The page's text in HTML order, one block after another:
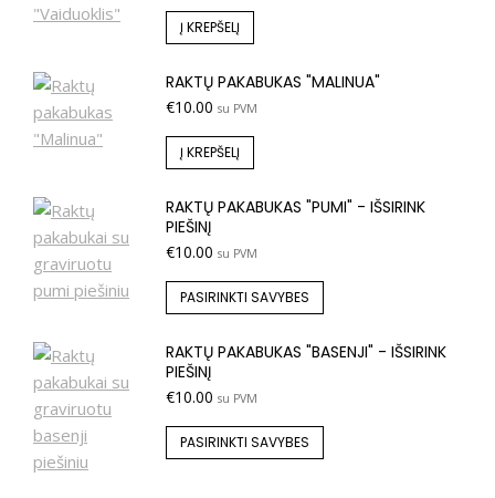
Į KREPŠELĮ
RAKTŲ PAKABUKAS "MALINUA"
€10.00 su PVM
Į KREPŠELĮ
RAKTŲ PAKABUKAS "PUMI" - IŠSIRINK
PIEŠINĮ
€10.00 su PVM
PASIRINKTI SAVYBES
RAKTŲ PAKABUKAS "BASENJI" - IŠSIRINK
PIEŠINĮ
€10.00 su PVM
PASIRINKTI SAVYBES